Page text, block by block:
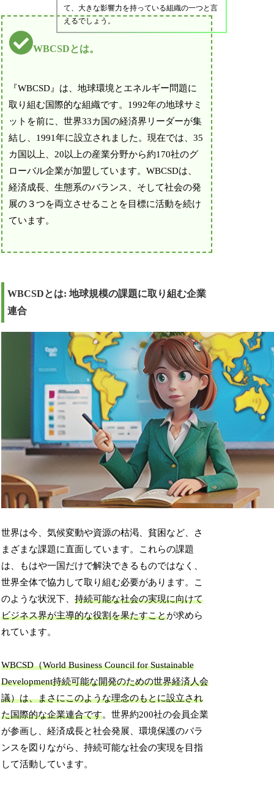
て、大きな影響力を持っている組織の一つと言
えるでしょう。
WBCSDとは。
『WBCSD』は、地球環境とエネルギー問題に
取り組む国際的な組織です。1992年の地球サミ
ットを前に、世界33カ国の経済界リーダーが集
結し、1991年に設立されました。現在では、35
カ国以上、20以上の産業分野から約170社のグ
ローバル企業が加盟しています。WBCSDは、
経済成長、生態系のバランス、そして社会の発
展の３つを両立させることを目標に活動を続け
ています。
WBCSDとは: 地球規模の課題に取り組む企業
連合
世界は今、気候変動や資源の枯渇、貧困など、さ
まざまな課題に直面しています。これらの課題
は、もはや一国だけで解決できるものではなく、
世界全体で協力して取り組む必要があります。こ
のような状況下、持続可能な社会の実現に向けて
ビジネス界が主導的な役割を果たすことが求めら
れています。
WBCSD（World Business Council for Sustainable
Development持続可能な開発のための世界経済人会
議）は、まさにこのような理念のもとに設立され
た国際的な企業連合です。世界約200社の会員企業
が参画し、経済成長と社会発展、環境保護のバラ
ンスを図りながら、持続可能な社会の実現を目指
して活動しています。